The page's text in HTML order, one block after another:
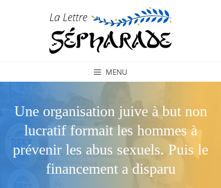
MENU
Une organisation juive à but non
lucratif formait les hommes à
prévenir les abus sexuels. Puis le
financement a disparu